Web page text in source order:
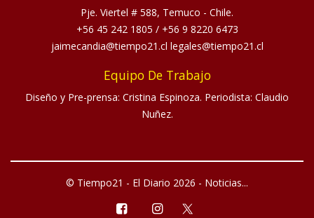
Pje. Viertel # 588, Temuco - Chile.
+56 45 242 1805 / +56 9 8220 6473
jaimecandia@tiempo21.cl legales@tiempo21.cl
Equipo De Trabajo
Diseño y Pre-prensa: Cristina Espinoza. Periodista: Claudio
Nuñez.
© Tiempo21 - El Diario 2026 - Noticias...